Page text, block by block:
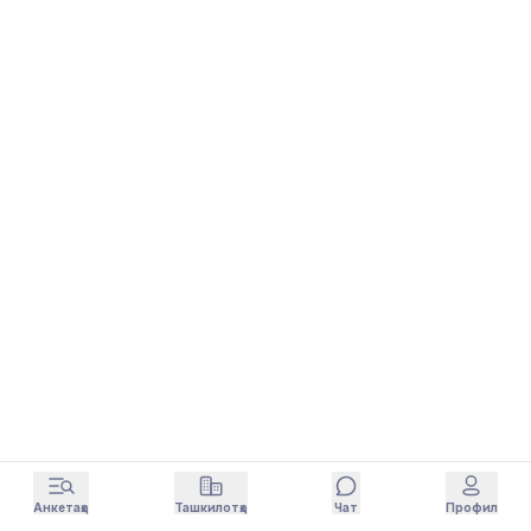
Анкетаҳо Ташкилотҳо Чат Профил